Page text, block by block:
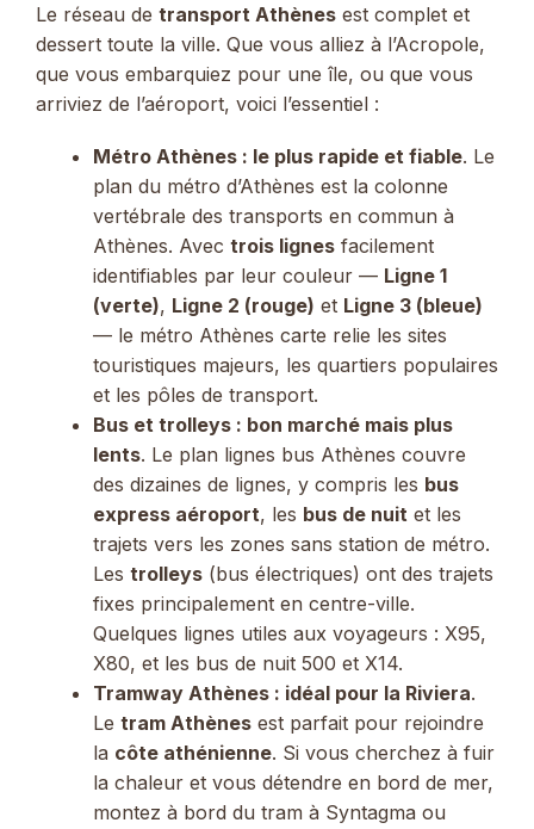
Le réseau de transport Athènes est complet et
dessert toute la ville. Que vous alliez à l’Acropole,
que vous embarquiez pour une île, ou que vous
arriviez de l’aéroport, voici l’essentiel :
Métro Athènes : le plus rapide et fiable. Le
plan du métro d’Athènes est la colonne
vertébrale des transports en commun à
Athènes. Avec trois lignes facilement
identifiables par leur couleur — Ligne 1
(verte), Ligne 2 (rouge) et Ligne 3 (bleue)
— le métro Athènes carte relie les sites
touristiques majeurs, les quartiers populaires
et les pôles de transport.
Bus et trolleys : bon marché mais plus
lents. Le plan lignes bus Athènes couvre
des dizaines de lignes, y compris les bus
express aéroport, les bus de nuit et les
trajets vers les zones sans station de métro.
Les trolleys (bus électriques) ont des trajets
fixes principalement en centre-ville.
Quelques lignes utiles aux voyageurs : X95,
X80, et les bus de nuit 500 et X14.
Tramway Athènes : idéal pour la Riviera.
Le tram Athènes est parfait pour rejoindre
la côte athénienne. Si vous cherchez à fuir
la chaleur et vous détendre en bord de mer,
montez à bord du tram à Syntagma ou